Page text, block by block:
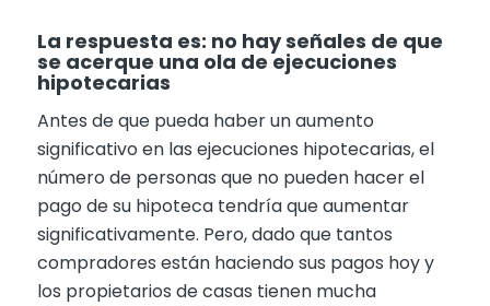
La respuesta es: no hay señales de que
se acerque una ola de ejecuciones
hipotecarias
Antes de que pueda haber un aumento
significativo en las ejecuciones hipotecarias, el
número de personas que no pueden hacer el
pago de su hipoteca tendría que aumentar
significativamente. Pero, dado que tantos
compradores están haciendo sus pagos hoy y
los propietarios de casas tienen mucha